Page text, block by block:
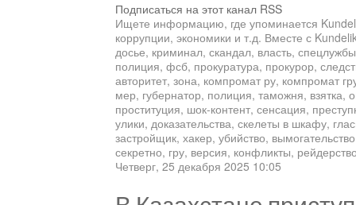
Подписаться на этот канал RSS
Ищете информацию, где упоминается
коррупции, экономики и т.д. Вместе с
досье, криминал, скандал, власть,
полиция, фсб, прокуратура, прокурор,
авторитет, зона, компромат ру, компромат
мер, губернатор, полиция, таможня, взятка,
проституция, шок-контент, сенсация,
улики, доказательства, скелеты в шкафу,
застройщик, хакер, убийство,
секретно, гру, версия, конфликты,
Четверг, 25 декабря 2025 10:05